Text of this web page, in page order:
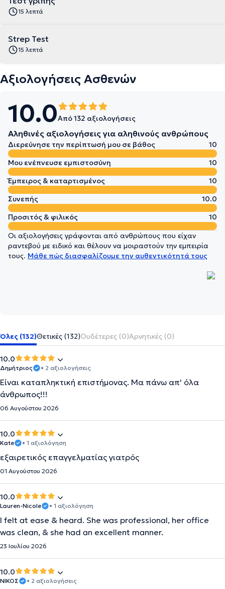
15 λεπτά
Strep Test
15 λεπτά
Αξιολογήσεις Ασθενών
10.0Από 132 αξιολογήσεις
Αληθινές αξιολογήσεις για αληθινούς ανθρώπους
Διερεύνησε την περίπτωσή μου σε βάθος
10
Μου ενέπνευσε εμπιστοσύνη
10
Έμπειρος & καταρτισμένος
10
Συνεπής
10.0
Προσιτός & φιλικός
10
Οι αξιολογήσεις γράφονται από ανθρώπους που είχαν
ραντεβού με ειδικό και θέλουν να μοιραστούν την εμπειρία
τους. Μάθε πώς διασφαλίζουμε την αυθεντικότητά τους
Όλες (132)Θετικές (132)Ουδέτερες (0)Αρνητικές (0)
10.0
Δημήτριος • 2 αξιολογήσεις
Είναι καταπληκτική επιστήμονας. Μα πάνω απ' όλα
άνθρωπος!!!
06 Αυγούστου 2026
10.0
Kate • 1 αξιολόγηση
εξαιρετικός επαγγελματίας γιατρός
01 Αυγούστου 2026
10.0
Lauren-Nicole • 1 αξιολόγηση
I felt at ease & heard. She was professional, her office
was clean, & she had an excellent manner.
23 Ιουλίου 2026
10.0
ΝΙΚΟΣ • 2 αξιολογήσεις